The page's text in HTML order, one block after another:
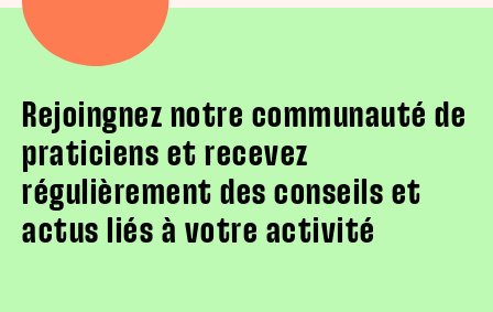
Rejoingnez notre communauté de
praticiens et recevez
régulièrement des conseils et
actus liés à votre activité